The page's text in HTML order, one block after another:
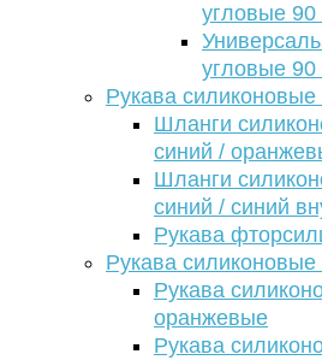
угловые 90
угловые 90
Рукава
Шланги
синий /
Шланги
синий / синий
Рукава
Рукава
Рукава
оранжевые
Рукава